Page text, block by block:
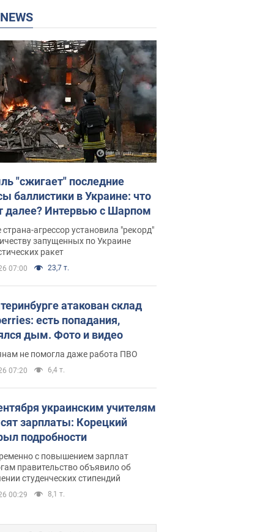
NEWS
"сжигает" последние
баллистики в Украине: что
далее? Интервью с Шарпом
агрессор установила "рекорд"
запущенных по Украине
ракет
07:00 23,7 т.
атакован склад
есть попадания,
дым. Фото и видео
не помогла даже работа ПВО
07:20 6,4 т.
украинским учителям
зарплаты: Корецкий
подробности
с повышением зарплат
правительство объявило об
студенческих стипендий
00:29 8,1 т.